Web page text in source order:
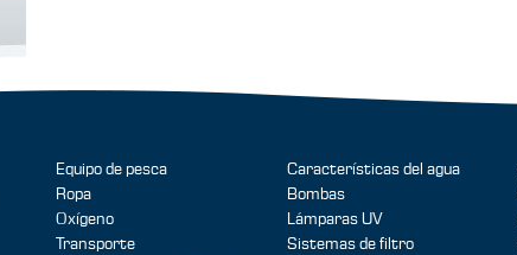
Equipo de pesca
Ropa
Oxígeno
Transporte
Características del agua
Bombas
Lámparas UV
Sistemas de filtro